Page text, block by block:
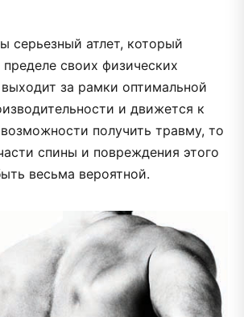
серьезный атлет, который
своих физических
за рамки оптимальной
и движется к
получить травму, то
спины и повреждения этого
весьма вероятной.